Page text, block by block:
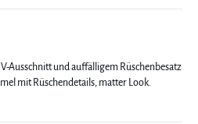
Ausschnitt und auffälligem Rüschenbesatz
mit Rüschendetails, matter Look.